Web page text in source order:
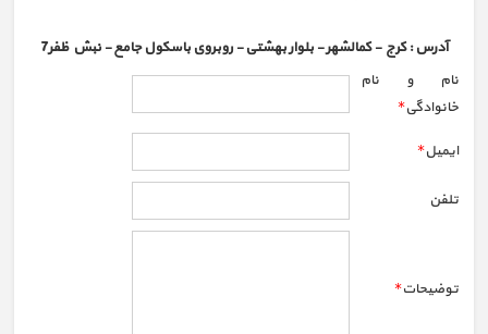
آدرس :کرج - کمالشهر - بلوار بهشتی - روبروی باسکول جامع - نبش ظفر7
نام و نام
خانوادگي*
ايميل*
تلفن
توضيحات*